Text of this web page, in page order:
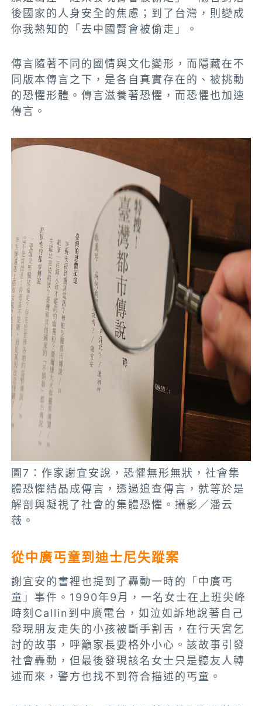
後國家的人身安全的焦慮；到了台灣，則變成
你我熟知的「去中國腎會被偷走」。
傳言隨著不同的國情與文化變形，而隱藏在不
同版本傳言之下，是各自真實存在的、被挑動
的恐懼形體。傳言滋養著恐懼，而恐懼也加速
傳言。
圖7：作家謝宜安說，恐懼無形無狀，社會集
體恐懼結晶成傳言，透過追查傳言，就等於是
解剖與凝視了社會的集體恐懼。攝影／潘云
薇。
從中廣丐童到迪士尼失蹤案
謝宜安的書裡也提到了轟動一時的「中廣丐
童」事件。1990年9月，一名女士在上班尖峰
時刻Callin到中廣電台，如泣如訴地說著自己
發現朋友走失的小孩被斷手割舌，在行天宮乞
討的故事，呼籲家長要格外小心。該故事引發
社會轟動，但最後發現該名女士只是聽友人轉
述而來，警方也找不到符合描述的丐童。